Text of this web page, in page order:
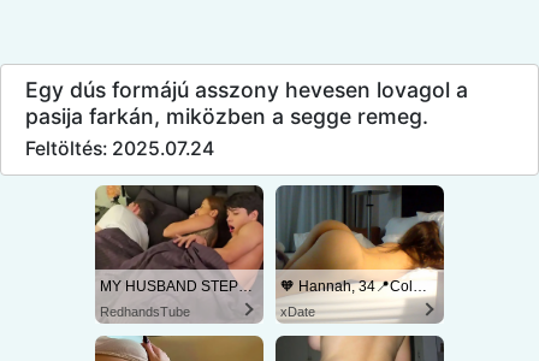
Egy dús formájú asszony hevesen lovagol a
pasija farkán, miközben a segge remeg.
Feltöltés: 2025.07.24
MY HUSBAND STEPSON MISTAKENLY GIVES ME IN THE ASS
RedhandsTube xDate